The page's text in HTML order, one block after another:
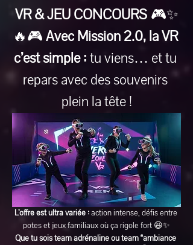
VR & JEU CONCOURS 🎮✨
🔥🎮 Avec Mission 2.0, la VR
c’est simple : tu viens… et tu
repars avec des souvenirs
plein la tête !
L’offre est ultra variée : action intense, défis entre
potes et jeux familiaux où ça rigole fort 😆✨
Que tu sois team adrénaline ou team “ambiance